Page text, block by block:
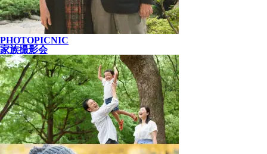
PHOTOPICNIC
家族撮影会